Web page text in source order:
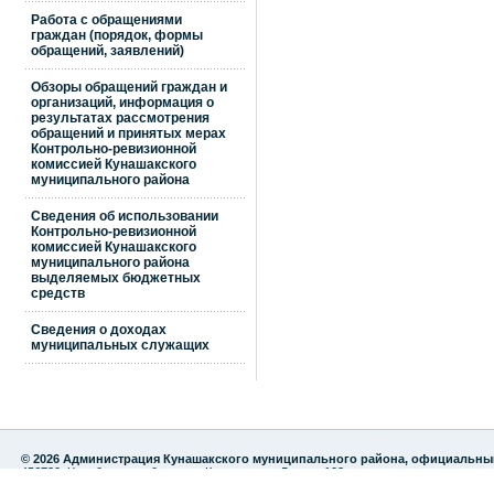
Работа с обращениями
граждан (порядок, формы
обращений, заявлений)
Обзоры обращений граждан и
организаций, информация о
результатах рассмотрения
обращений и принятых мерах
Контрольно-ревизионной
комиссией Кунашакского
муниципального района
Сведения об использовании
Контрольно-ревизионной
комиссией Кунашакского
муниципального района
выделяемых бюджетных
средств
Сведения о доходах
муниципальных служащих
© 2026 Администрация Кунашакского муниципального района,
456730, Челябинская область, с.Кунашак, ул. Ленина 103